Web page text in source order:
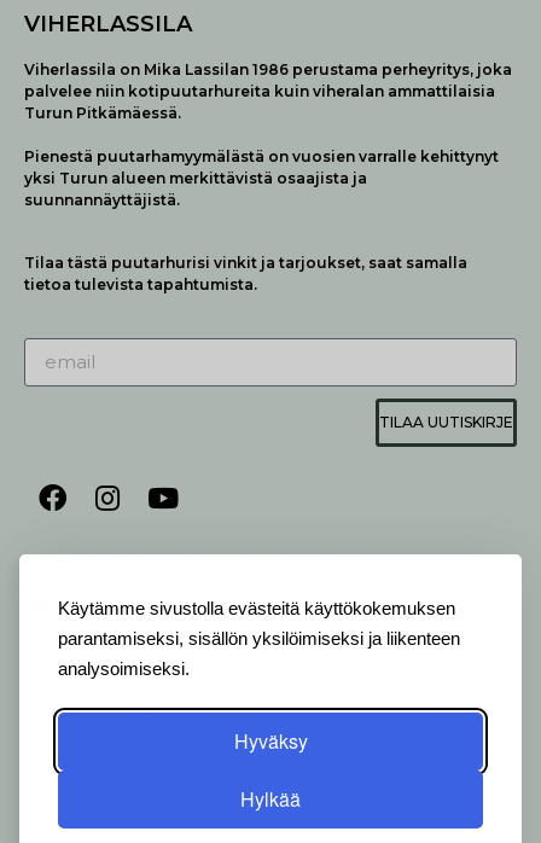
Käytämme sivustolla evästeitä käyttökokemuksen
parantamiseksi, sisällön yksilöimiseksi ja liikenteen
analysoimiseksi.
Hyväksy
Hylkää
VIHERLASSILA
Viherlassila on Mika Lassilan 1986 perustama perheyritys, joka
palvelee niin kotipuutarhureita kuin viheralan ammattilaisia
Turun Pitkämäessä.
Pienestä puutarhamyymälästä on vuosien varralle kehittynyt
yksi Turun alueen merkittävistä osaajista ja
suunnannäyttäjistä.
Tilaa tästä puutarhurisi vinkit ja tarjoukset, saat samalla
tietoa tulevista tapahtumista.
TILAA UUTISKIRJE
AUKIOLO JA YHTEYSTIEDOT
ALVELEMME:
Ma-Pe 9-20 I La 10-18 I Su 10-17
OTA YHTEYTTÄ:
kukkapiste: +358 44 5369 657
pihasuunnittelija: +358 40 1547 376
Alakyläntie 2-4, 20250 Turku
Verk­ko­las­kuo­soit­teem­me: 003706205330